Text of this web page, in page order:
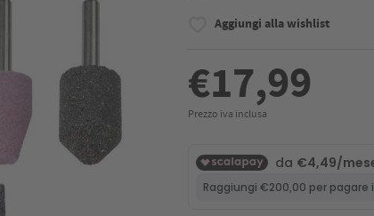
Aggiungi alla wishlist
€17,99
Prezzo iva inclusa